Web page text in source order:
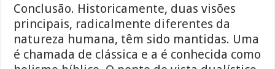
Conclusão. Historicamente, duas visões
principais, radicalmente diferentes da
natureza humana, têm sido mantidas. Uma
é chamada de clássica e a é conhecida como